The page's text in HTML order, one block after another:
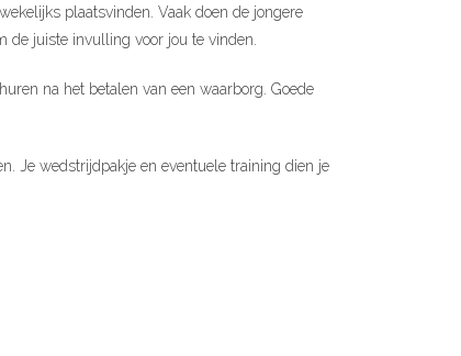
plaatsvinden. Vaak doen de jongere
de juiste invulling voor jou te vinden.
na het betalen van een waarborg. Goede
Je wedstrijdpakje en eventuele training dien je